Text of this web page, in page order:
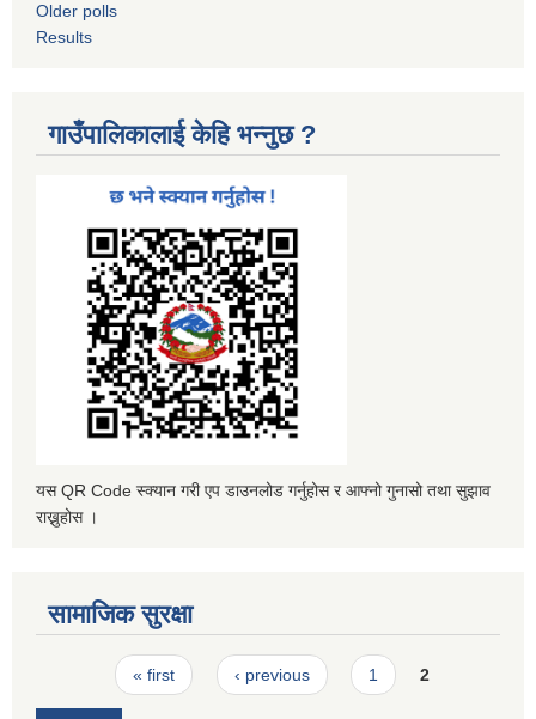
Older polls
Results
गाउँपालिकालाई केहि भन्नुछ ?
यस QR Code स्क्यान गरी एप डाउनलोड गर्नुहोस र आफ्नो गुनासो तथा सुझाव
राख्नुहोस ।
सामाजिक सुरक्षा
Pages« first ‹ previous 1 2